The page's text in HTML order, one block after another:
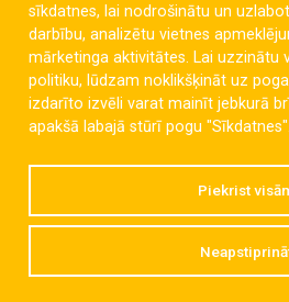
Celmu iela 6,
+371 634
sīkdatnes, lai nodrošinātu un
darbību, analizētu vietnes
mārketinga aktivitātes. Lai uzzinātu
politiku, lūdzam noklikšķināt uz
izdarīto izvēli varat mainīt jebkurā
apakšā labajā stūrī pogu "Sīkdatnes".
Piekrist